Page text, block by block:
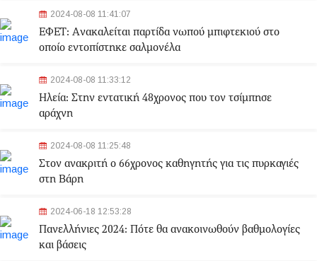
2024-08-08 11:41:07
ΕΦΕΤ: Aνακαλείται παρτίδα νωπού μπιφτεκιού στο
οποίο εντοπίστηκε σαλμονέλα
2024-08-08 11:33:12
Ηλεία: Στην εντατική 48χρονος που τον τσίμπησε
αράχνη
2024-08-08 11:25:48
Στον ανακριτή ο 66χρονος καθηγητής για τις πυρκαγιές
στη Βάρη
2024-06-18 12:53:28
Πανελλήνιες 2024: Πότε θα ανακοινωθούν βαθμολογίες
και βάσεις